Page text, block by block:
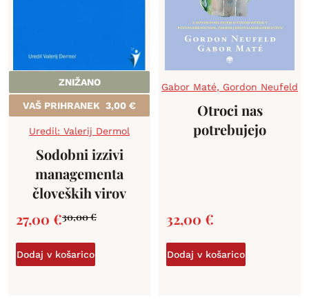
ZNIŽANO
VAŠ PRIHRANEK 3,00 €
Uredil: Valerij Dermol
Sodobni izzivi
managementa
človeških virov
30,00€
27,00 €
Dodaj v košarico
Gabor Maté, Gordon Neufeld
Otroci nas
potrebujejo
32,00 €
Dodaj v košarico